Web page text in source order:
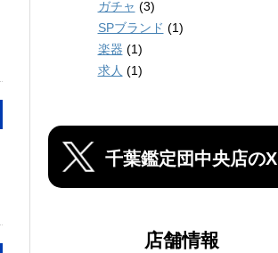
ガチャ (3)
SPブランド (1)
楽器 (1)
求人 (1)
千葉鑑定団中央店のX
店舗情報